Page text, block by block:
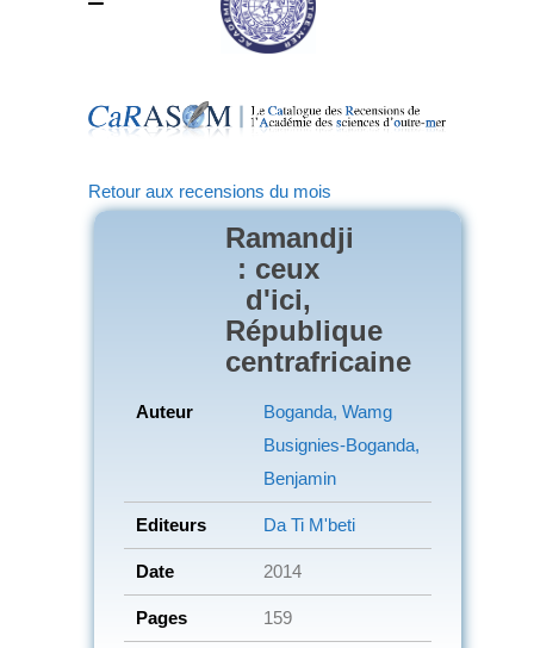
Retour aux recensions du mois
Ramandji
: ceux
d'ici,
République
centrafricaine
Auteur
Boganda, Wamg
Busignies-Boganda,
Benjamin
Editeurs Da Ti M'beti
Date 2014
Pages 159